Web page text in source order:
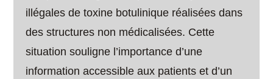
illégales de toxine botulinique réalisées dans
des structures non médicalisées. Cette
situation souligne l’importance d’une
information accessible aux patients et d’un